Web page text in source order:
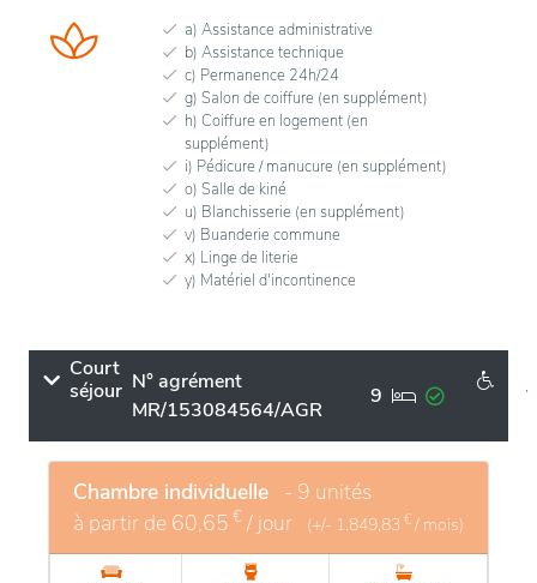
a) Assistance administrative
b) Assistance technique
c) Permanence 24h/24
g) Salon de coiffure (en supplément)
h) Coiffure en logement (en
supplément)
i) Pédicure / manucure (en supplément)
o) Salle de kiné
u) Blanchisserie (en supplément)
v) Buanderie commune
x) Linge de literie
y) Matériel d'incontinence
Court
séjour N° agrément
MR/153084564/AGR
9
Chambre individuelle - 9 unités
à partir de 60,65 € / jour (+/- 1.849,83 € / mois)